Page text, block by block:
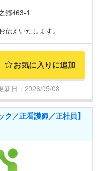
郷463-1
伝えいたします。
お気に入りに追加
日：2026/05/08
／正看護師／正社員】